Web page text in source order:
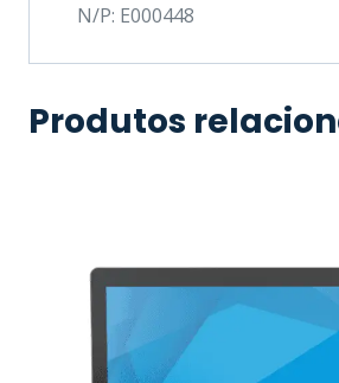
N/P: E000448
Produtos